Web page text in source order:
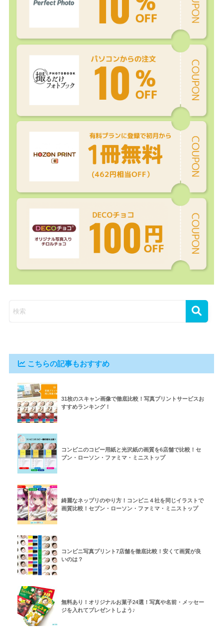
こちらの記事もおすすめ
31枚のスキャン画像で徹底比較！写真プリントサービスお
すすめランキング！
コンビニのコピー用紙と光沢紙の画質を6店舗で比較！セ
ブン・ローソン・ファミマ・ミニストップ
綺麗なネップリのやり方！コンビニ４社を同じイラストで
画質比較！セブン・ローソン・ファミマ・ミニストップ
コンビニ写真プリント7店舗を徹底比較！安くて画質が良
いのは？
無料あり！オリジナルお菓子24選！写真や名前・メッセー
ジを入れてプレゼントしよう♪